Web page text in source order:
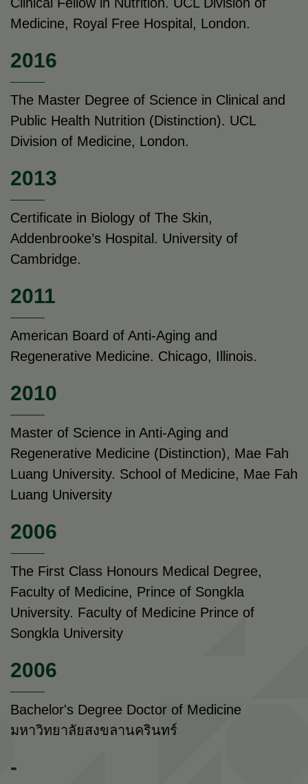
Clinical Fellow in Nutrition. UCL Division of
Medicine, Royal Free Hospital, London.
2016
The Master Degree of Science in Clinical and
Public Health Nutrition (Distinction). UCL
Division of Medicine, London.
2013
Certificate in Biology of The Skin,
Addenbrooke’s Hospital. University of
Cambridge.
2011
American Board of Anti-Aging and
Regenerative Medicine. Chicago, Illinois.
2010
Master of Science in Anti-Aging and
Regenerative Medicine (Distinction), Mae Fah
Luang University. School of Medicine, Mae Fah
Luang University
2006
The First Class Honours Medical Degree,
Faculty of Medicine, Prince of Songkla
University. Faculty of Medicine Prince of
Songkla University
2006
Bachelor's Degree Doctor of Medicine
มหาวิทยาลัยสงขลานครินทร์
-